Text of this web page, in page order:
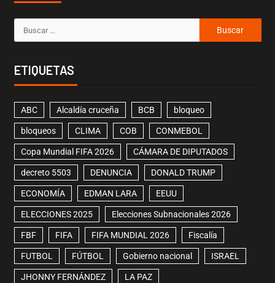
ETIQUETAS
ABC Alcaldía cruceña BCB bloqueo
bloqueos CLIMA COB CONMEBOL
Copa Mundial FIFA 2026 CÁMARA DE DIPUTADOS
decreto 5503 DENUNCIA DONALD TRUMP
ECONOMÍA EDMAN LARA EEUU
ELECCIONES 2025 Elecciones Subnacionales 2026
FBF FIFA FIFA MUNDIAL 2026 Fiscalía
FUTBOL FÚTBOL Gobierno nacional ISRAEL
JHONNY FERNÁNDEZ LA PAZ